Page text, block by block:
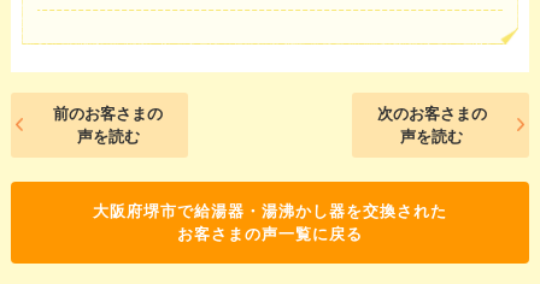
前のお客さまの
声を読む
次のお客さまの
声を読む
大阪府堺市で給湯器・湯沸かし器を交換された
お客さまの声一覧に戻る